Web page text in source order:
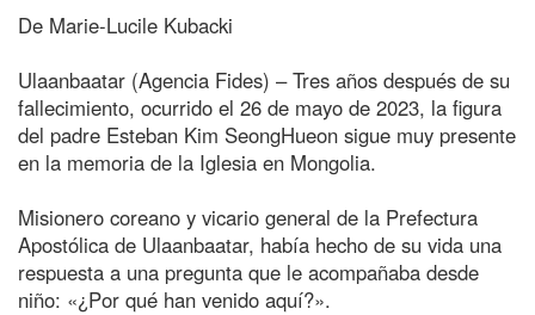
De Marie-Lucile Kubacki
Ulaanbaatar (Agencia Fides) – Tres años después de su
fallecimiento, ocurrido el 26 de mayo de 2023, la figura
del padre Esteban Kim SeongHueon sigue muy presente
en la memoria de la Iglesia en Mongolia.
Misionero coreano y vicario general de la Prefectura
Apostólica de Ulaanbaatar, había hecho de su vida una
respuesta a una pregunta que le acompañaba desde
niño: «¿Por qué han venido aquí?».